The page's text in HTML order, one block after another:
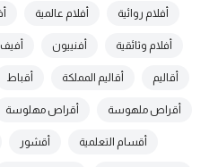
أفلام روائية أفلام عالمية
أفلام وثائقية أفنييون
أقاليم أقاليم المملكة أقباط
أقراص ملهوسة أقراص مهلوسة
أقسام التعلمية أقشور